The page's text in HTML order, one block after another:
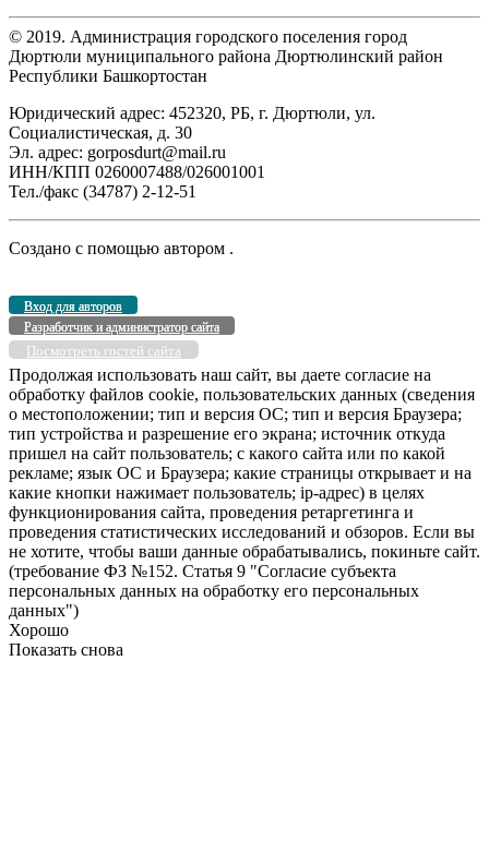
© 2019. Администрация городского поселения город
Дюртюли муниципального района Дюртюлинский район
Республики Башкортостан
Юридический адрес: 452320, РБ, г. Дюртюли, ул.
Социалистическая, д. 30
Эл. адрес: gorposdurt@mail.ru
ИНН/КПП 0260007488/026001001
Тел./факс (34787) 2-12-51
Создано с помощью автором .
Вход для авторов
Разработчик и администратор сайта
Посмотреть гостей сайта
Продолжая использовать наш сайт, вы даете согласие на
обработку файлов cookie, пользовательских данных (сведения
о местоположении; тип и версия ОС; тип и версия Браузера;
тип устройства и разрешение его экрана; источник откуда
пришел на сайт пользователь; с какого сайта или по какой
рекламе; язык ОС и Браузера; какие страницы открывает и на
какие кнопки нажимает пользователь; ip-адрес) в целях
функционирования сайта, проведения ретаргетинга и
проведения статистических исследований и обзоров. Если вы
не хотите, чтобы ваши данные обрабатывались, покиньте сайт.
(требование ФЗ №152. Статья 9 "Согласие субъекта
персональных данных на обработку его персональных
данных")
Хорошо
Показать снова